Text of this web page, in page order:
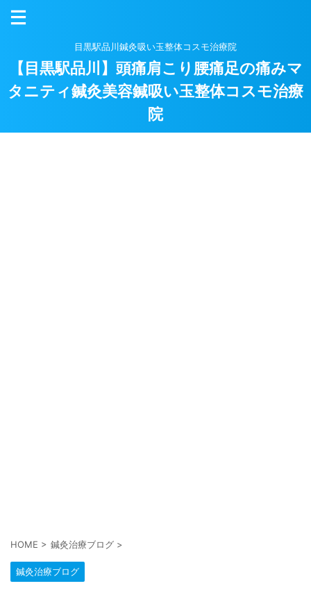
目黒駅品川鍼灸吸い玉整体コスモ治療院
【目黒駅品川】頭痛肩こり腰痛足の痛みマ
タニティ鍼灸美容鍼吸い玉整体コスモ治療
院
HOME > 鍼灸治療ブログ >
鍼灸治療ブログ